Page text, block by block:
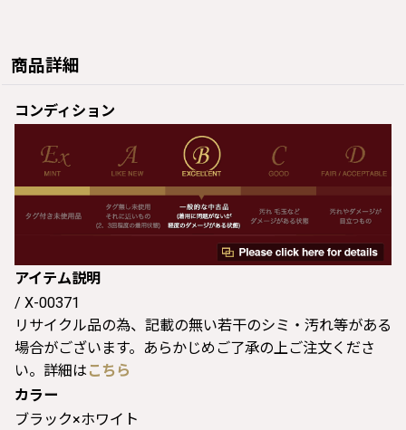
商品詳細
コンディション
アイテム説明
/ X-00371
リサイクル品の為、記載の無い若干のシミ・汚れ等がある
場合がございます。あらかじめご了承の上ご注文くださ
い。詳細は こちら
カラー
ブラック×ホワイト